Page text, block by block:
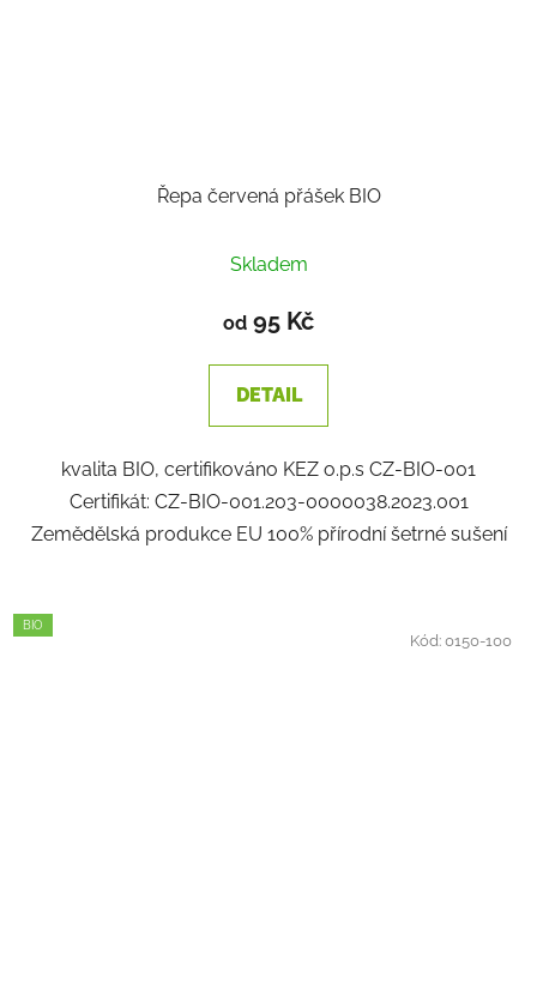
Řepa červená přášek BIO
Skladem
od 95 Kč
DETAIL
kvalita BIO, certifikováno KEZ o.p.s CZ-BIO-001
Certifikát: CZ-BIO-001.203-0000038.2023.001
Zemědělská produkce EU 100% přírodní šetrné sušení
BIO
Kód:0150-100